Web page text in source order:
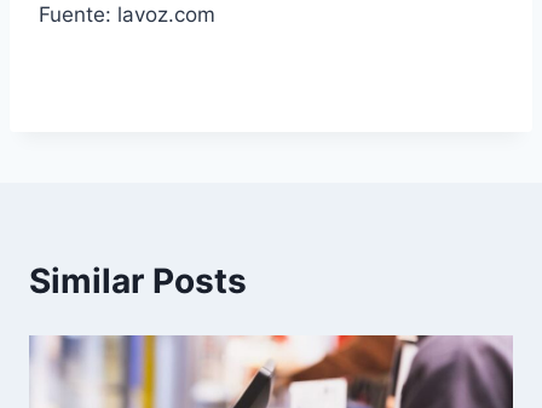
Fuente: lavoz.com
Similar Posts